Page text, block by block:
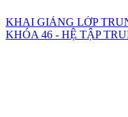
KHAI GIẢNG LỚP
KHÓA 46 - HỆ TẬP